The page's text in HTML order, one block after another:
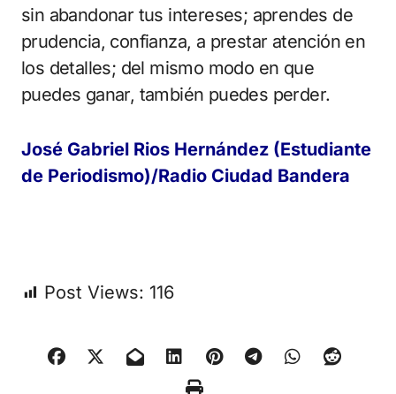
sin abandonar tus intereses; aprendes de
prudencia, confianza, a prestar atención en
los detalles; del mismo modo en que
puedes ganar, también puedes perder.
José Gabriel Rios Hernández (Estudiante
de Periodismo)/Radio Ciudad Bandera
Post Views: 116